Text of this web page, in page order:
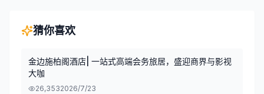
猜你喜欢
金边施柏阁酒店| 一站式高端会务旅居，盛迎商界与影视
大咖
26,3532026/7/23